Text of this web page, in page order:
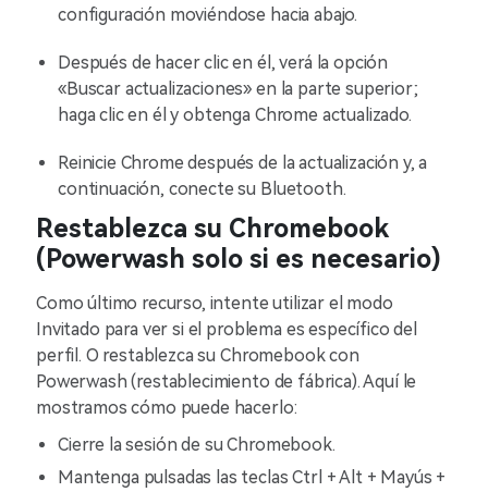
configuración moviéndose hacia abajo.
Después de hacer clic en él, verá la opción
«Buscar actualizaciones» en la parte superior;
haga clic en él y obtenga Chrome actualizado.
Reinicie Chrome después de la actualización y, a
continuación, conecte su Bluetooth.
Restablezca su Chromebook
(Powerwash solo si es necesario)
Como último recurso, intente utilizar el modo
Invitado para ver si el problema es específico del
perfil. O restablezca su Chromebook con
Powerwash (restablecimiento de fábrica). Aquí le
mostramos cómo puede hacerlo:
Cierre la sesión de su Chromebook.
Mantenga pulsadas las teclas Ctrl + Alt + Mayús +